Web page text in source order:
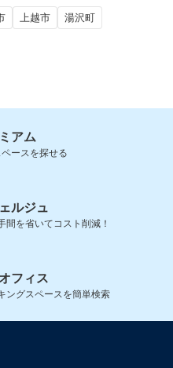
上越市 湯沢町
アム
ースを探せる
ルジュ
を省いてコスト削減！
フィス
ングスペースを簡単検索